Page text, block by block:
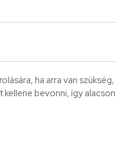
ha arra van
bevonni, így